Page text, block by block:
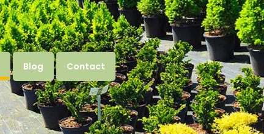
Blog Contact